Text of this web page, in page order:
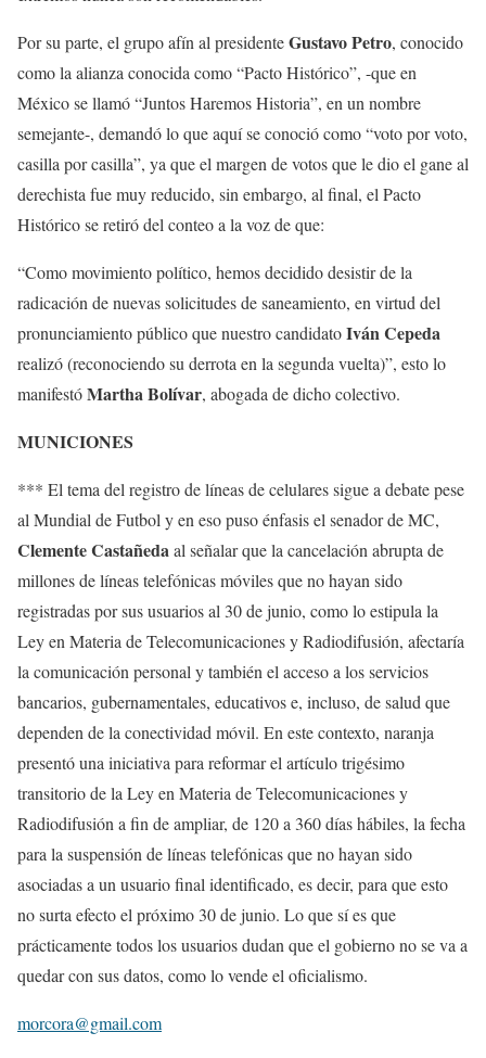
Por su parte, el grupo afín al presidenteGustavo Petro, conocido
como la alianza conocida como “Pacto Histórico”, -que en
México se llamó “Juntos Haremos Historia”, en un nombre
semejante-, demandó lo que aquí se conoció como “voto por voto,
casilla por casilla”, ya que el margen de votos que le dio el gane al
derechista fue muy reducido, sin embargo, al final, el Pacto
Histórico se retiró del conteo a la voz de que:
“Como movimiento político, hemos decidido desistir de la
radicación de nuevas solicitudes de saneamiento, en virtud del
pronunciamiento público que nuestro candidatoIván Cepeda
realizó (reconociendo su derrota en la segunda vuelta)”, esto lo
manifestóMartha Bolívar, abogada de dicho colectivo.
MUNICIONES
*** El tema del registro de líneas de celulares sigue a debate pese
al Mundial de Futbol y en eso puso énfasis el senador de MC,
Clemente Castañedaal señalar que la cancelación abrupta de
millones de líneas telefónicas móviles que no hayan sido
registradas por sus usuarios al 30 de junio, como lo estipula la
Ley en Materia de Telecomunicaciones y Radiodifusión, afectaría
la comunicación personal y también el acceso a los servicios
bancarios, gubernamentales, educativos e, incluso, de salud que
dependen de la conectividad móvil. En este contexto, naranja
presentó una iniciativa para reformar el artículo trigésimo
transitorio de la Ley en Materia de Telecomunicaciones y
Radiodifusión a fin de ampliar, de 120 a 360 días hábiles, la fecha
para la suspensión de líneas telefónicas que no hayan sido
asociadas a un usuario final identificado, es decir, para que esto
no surta efecto el próximo 30 de junio. Lo que sí es que
prácticamente todos los usuarios dudan que el gobierno no se va a
quedar con sus datos, como lo vende el oficialismo.
morcora@gmail.com